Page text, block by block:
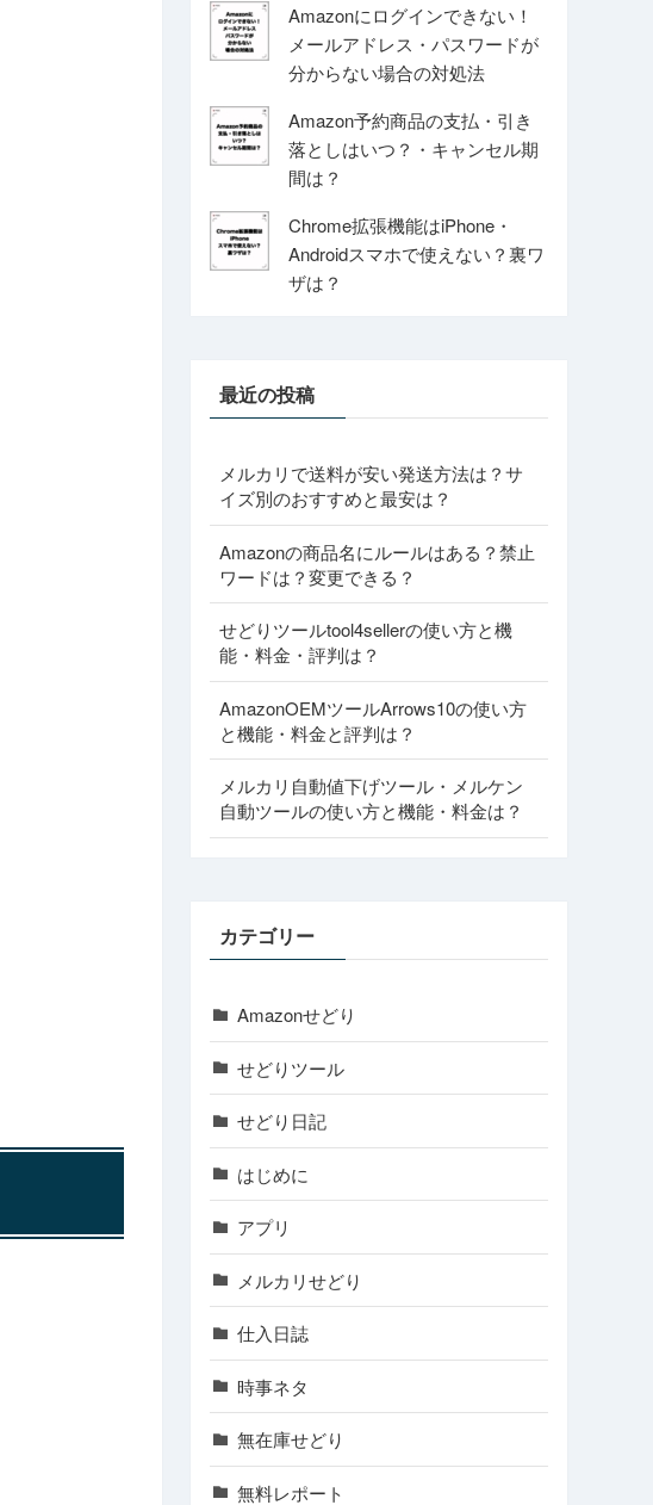
Amazonにログインできない！
メールアドレス・パスワードが
分からない場合の対処法
Amazon予約商品の支払・引き
落としはいつ？・キャンセル期
間は？
Chrome拡張機能はiPhone・
Androidスマホで使えない？裏ワ
ザは？
最近の投稿
メルカリで送料が安い発送方法は？サ
イズ別のおすすめと最安は？
Amazonの商品名にルールはある？禁止
ワードは？変更できる？
せどりツールtool4sellerの使い方と機
能・料金・評判は？
AmazonOEMツールArrows10の使い方
と機能・料金と評判は？
メルカリ自動値下げツール・メルケン
自動ツールの使い方と機能・料金は？
カテゴリー
Amazonせどり
せどりツール
せどり日記
はじめに
アプリ
メルカリせどり
仕入日誌
時事ネタ
無在庫せどり
無料レポート